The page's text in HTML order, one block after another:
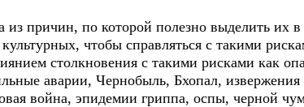
причин, по которой полезно выделить их
чтобы справляться с такими
столкновения с такими рисками как
аварии, Чернобыль, Бхопал, извержения
война, эпидемии гриппа, оспы, черной